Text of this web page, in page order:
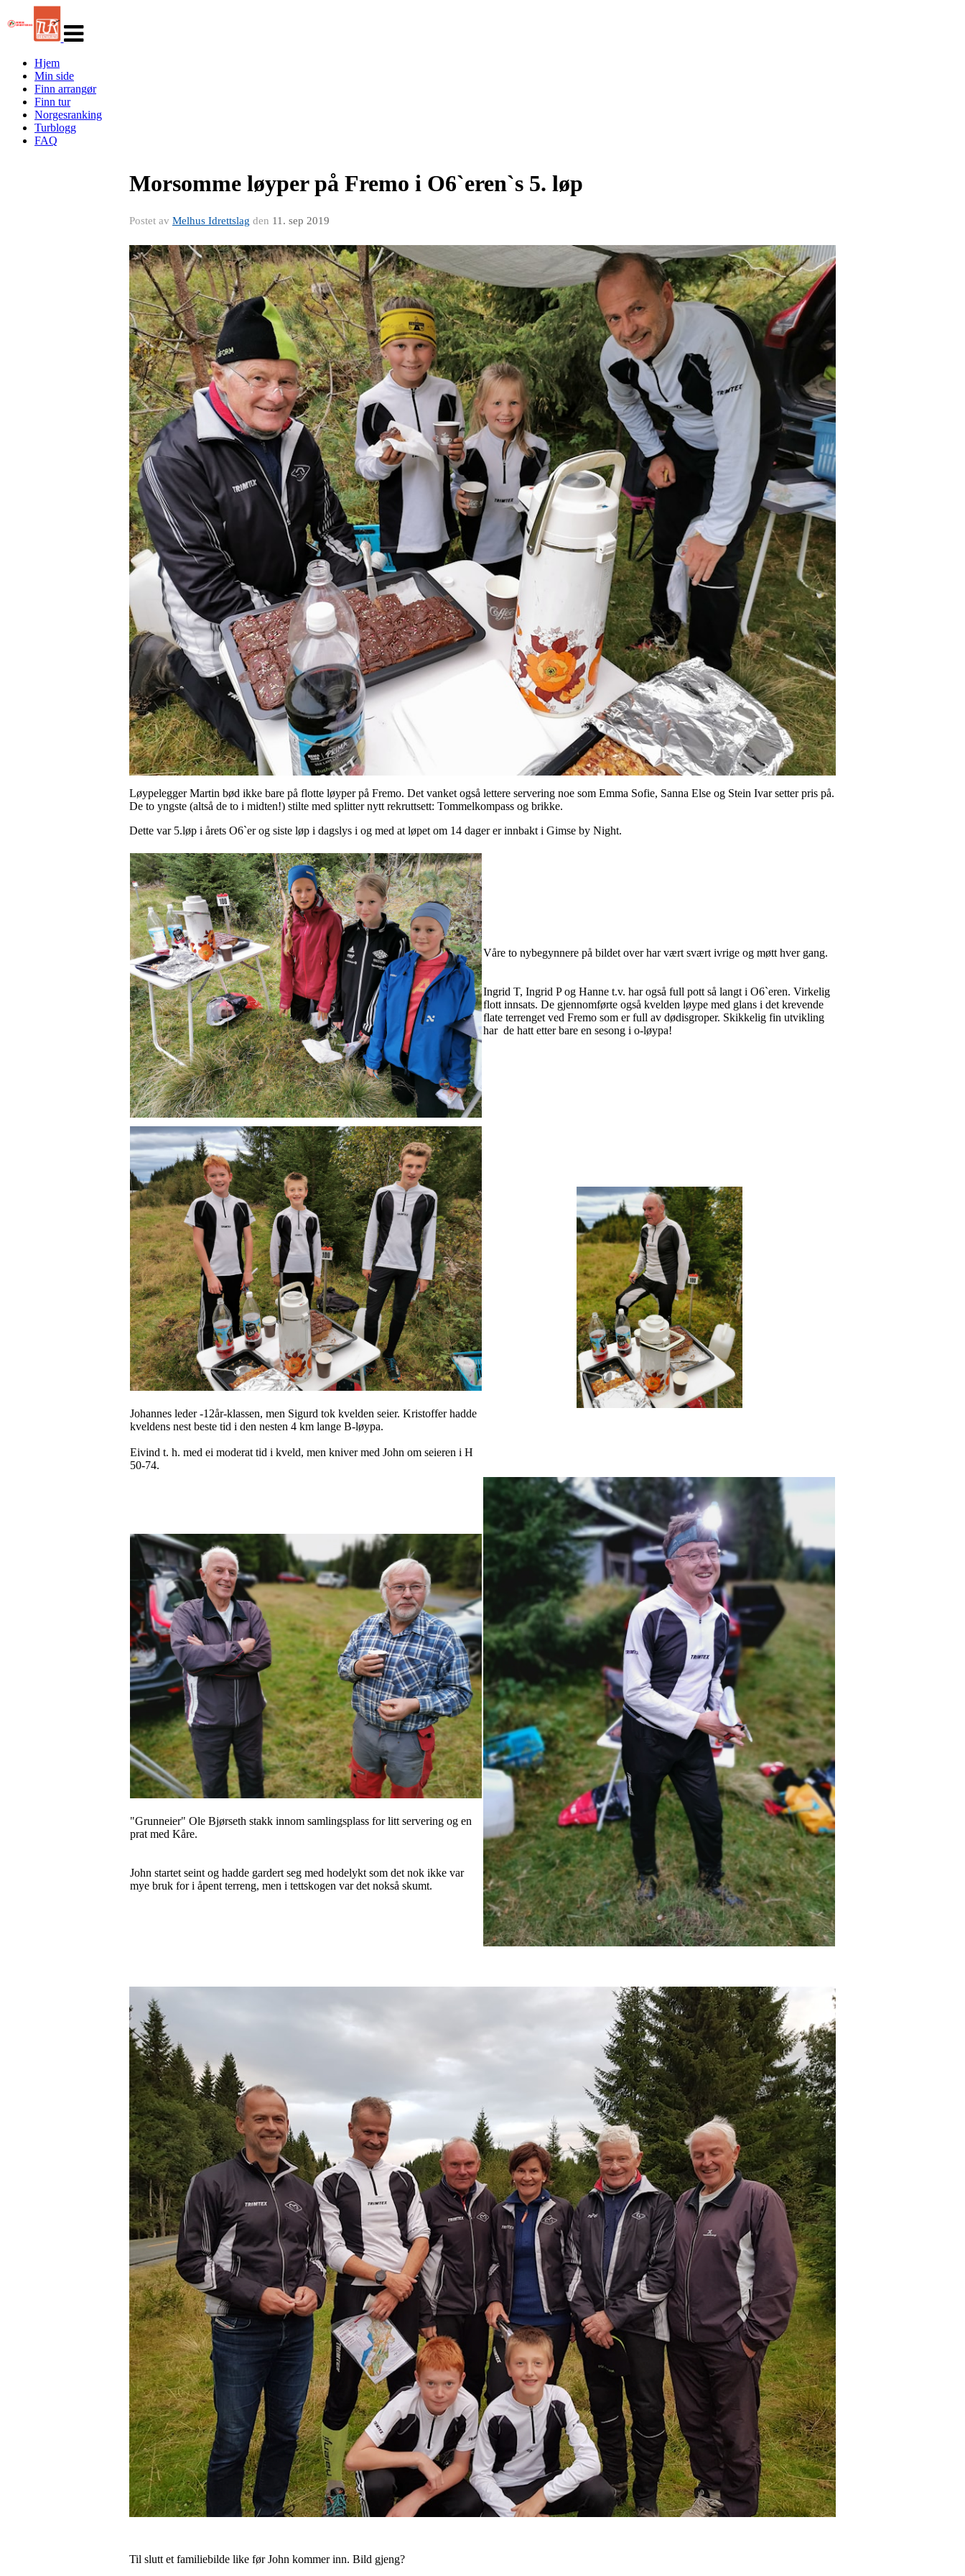
navigasjon
Hjem
Min side
Finn arrangør
Finn tur
Norgesranking
Turblogg
FAQ
Morsomme løyper på Fremo i O6`eren`s 5. løp
Postet av Melhus Idrettslag den 11. sep 2019
Løypelegger Martin bød ikke bare på flotte løyper på Fremo. Det vanket også lettere servering noe som Emma Sofie, Sanna Else og Stein Ivar setter pris på.
De to yngste (altså de to i midten!) stilte med splitter nytt rekruttsett: Tommelkompass og brikke.
Dette var 5.løp i årets O6`er og siste løp i dagslys i og med at løpet om 14 dager er innbakt i Gimse by Night.
Våre to nybegynnere på bildet over har vært svært ivrige og møtt hver gang.
Ingrid T, Ingrid P og Hanne t.v. har også full pott så langt i O6`eren. Virkelig
flott innsats. De gjennomførte også kvelden løype med glans i det krevende
flate terrenget ved Fremo som er full av dødisgroper. Skikkelig fin utvikling
har de hatt etter bare en sesong i o-løypa!
Johannes leder -12år-klassen, men Sigurd tok kvelden seier. Kristoffer hadde
kveldens nest beste tid i den nesten 4 km lange B-løypa.
Eivind t. h. med ei moderat tid i kveld, men kniver med John om seieren i H
50-74.
"Grunneier" Ole Bjørseth stakk innom samlingsplass for litt servering og en
prat med Kåre.
John startet seint og hadde gardert seg med hodelykt som det nok ikke var
mye bruk for i åpent terreng, men i tettskogen var det nokså skumt.
Til slutt et familiebilde like før John kommer inn. Bild gjeng?